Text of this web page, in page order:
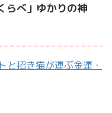
らべ」ゆかりの神